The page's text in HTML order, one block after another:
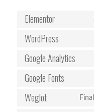
Elementor
WordPress
Google Analytics
Google Fonts
Weglot